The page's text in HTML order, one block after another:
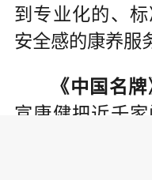
到专业化的、
安全感的康养服
《中国名
宣康健把近千